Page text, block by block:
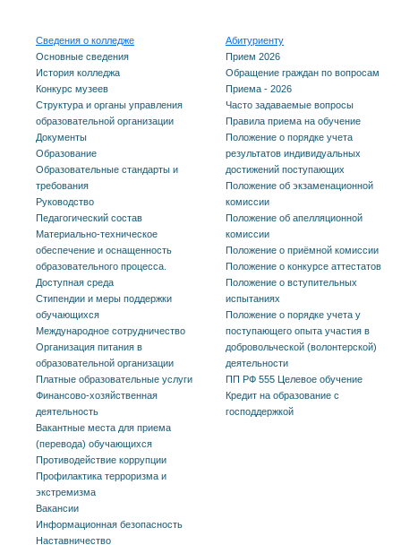
Сведения о колледже
Основные сведения
История колледжа
Конкурс музеев
Структура и органы управления
образовательной организации
Документы
Образование
Образовательные стандарты и
требования
Руководство
Педагогический состав
Материально-техническое
обеспечение и оснащенность
образовательного процесса.
Доступная среда
Стипендии и меры поддержки
обучающихся
Международное сотрудничество
Организация питания в
образовательной организации
Платные образовательные услуги
Финансово-хозяйственная
деятельность
Вакантные места для приема
(перевода) обучающихся
Противодействие коррупции
Профилактика терроризма и
экстремизма
Вакансии
Информационная безопасность
Наставничество
Абитуриенту
Прием 2026
Обращение граждан по вопросам
Приема - 2026
Часто задаваемые вопросы
Правила приема на обучение
Положение о порядке учета
результатов индивидуальных
достижений поступающих
Положение об экзаменационной
комиссии
Положение об апелляционной
комиссии
Положение о приёмной комиссии
Положение о конкурсе аттестатов
Положение о вступительных
испытаниях
Положение о порядке учета у
поступающего опыта участия в
добровольческой (волонтерской)
деятельности
ПП РФ 555 Целевое обучение
Кредит на образование с
господдержкой